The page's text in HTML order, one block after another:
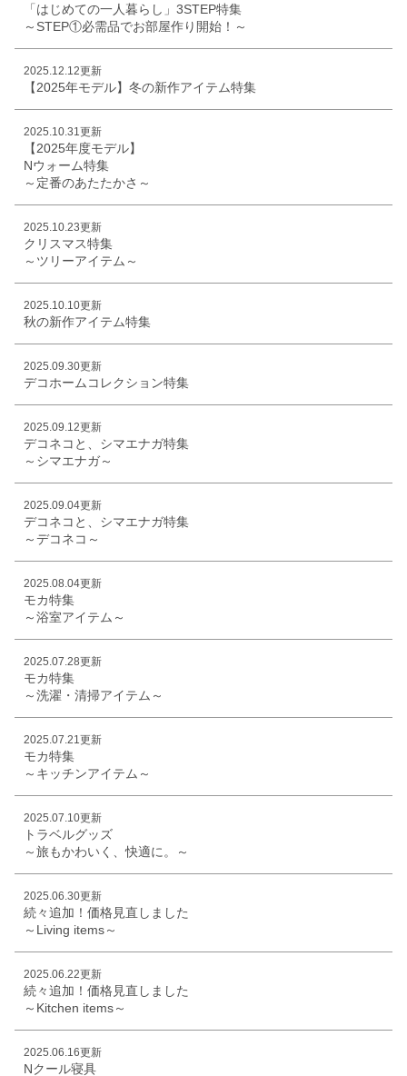
「はじめての一人暮らし」3STEP特集
～STEP①必需品でお部屋作り開始！～
2025.12.12更新
【2025年モデル】冬の新作アイテム特集
2025.10.31更新
【2025年度モデル】
Nウォーム特集
～定番のあたたかさ～
2025.10.23更新
クリスマス特集
～ツリーアイテム～
2025.10.10更新
秋の新作アイテム特集
2025.09.30更新
デコホームコレクション特集
2025.09.12更新
デコネコと、シマエナガ特集
～シマエナガ～
2025.09.04更新
デコネコと、シマエナガ特集
～デコネコ～
2025.08.04更新
モカ特集
～浴室アイテム～
2025.07.28更新
モカ特集
～洗濯・清掃アイテム～
2025.07.21更新
モカ特集
～キッチンアイテム～
2025.07.10更新
トラベルグッズ
～旅もかわいく、快適に。～
2025.06.30更新
続々追加！価格見直しました
～Living items～
2025.06.22更新
続々追加！価格見直しました
～Kitchen items～
2025.06.16更新
Nクール寝具